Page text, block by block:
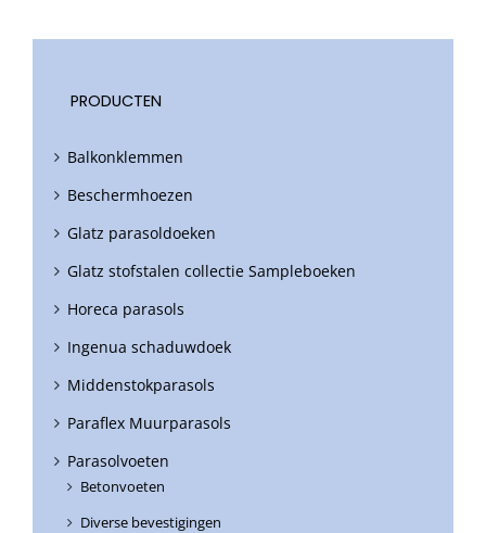
PRODUCTEN
Balkonklemmen
Beschermhoezen
Glatz parasoldoeken
Glatz stofstalen collectie Sampleboeken
Horeca parasols
Ingenua schaduwdoek
Middenstokparasols
Paraflex Muurparasols
Parasolvoeten
Betonvoeten
Diverse bevestigingen